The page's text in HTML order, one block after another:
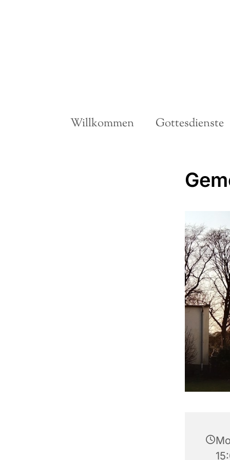
Willkommen Gottesdienste